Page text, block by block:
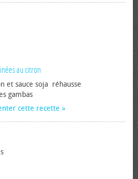
au citron
et sauce soja réhausse
gambas
cette recette